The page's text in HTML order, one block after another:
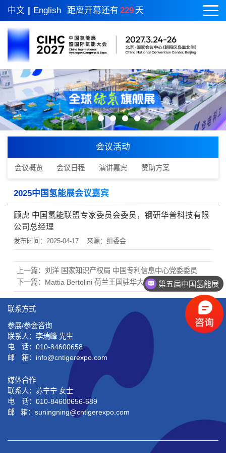
中文 | English 距离开幕还有 229 天
会议活动
会议概览 会议日程 演讲嘉宾 赞助方案
2025中国氢能展会议嘉宾
顾虎 中国氢能联盟专家委员会委员，钢研华普科技有限
公司总经理
发布时间：2025-04-17 来源：组委会
上一篇： 刘洋 国家知识产权局 中国专利信息中心党委委员
下一篇： Mattia Bertolini 荷兰王国驻华大使馆经济处二等秘书
联系方式
参展/参会咨询
联系人：李瑞峰 先生
电 话：010-84600658
邮 箱：info@cntigerexpo.com
媒体合作
联系人：苏宁宁 女士
电 话：010-84600656-689
邮 箱：suningning@cntigerexpo.com
第五届中国氢能展